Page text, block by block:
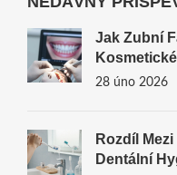
Jak Zubní
28 úno 2026
Rozdíl
Dentální